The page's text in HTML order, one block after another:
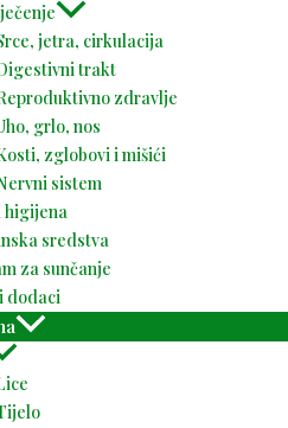
jetra, cirkulacija
trakt
zdravlje
grlo, nos
zglobovi i mišići
sistem
higijena
sredstva
za sunčanje
dodaci